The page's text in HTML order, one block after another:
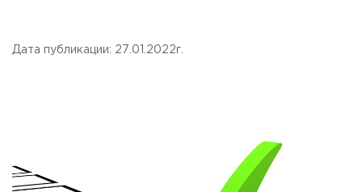
Дата публикации: 27.01.2022г.